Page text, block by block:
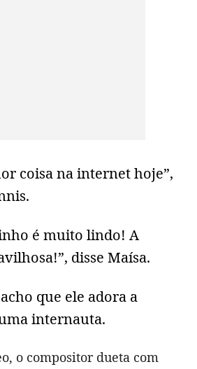
coisa na internet hoje”,
é muito lindo! A
disse Maísa.
que ele adora a
internauta.
o compositor dueta com